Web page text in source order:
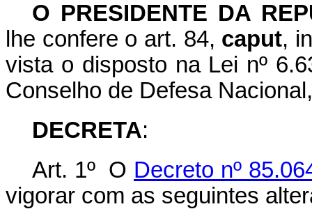
O PRESIDENTE DA
lhe confere o art. 84, caput,
vista o disposto na Lei nº
Conselho de Defesa Nacional,
DECRETA:
Art. 1º O Decreto nº
vigorar com as seguintes